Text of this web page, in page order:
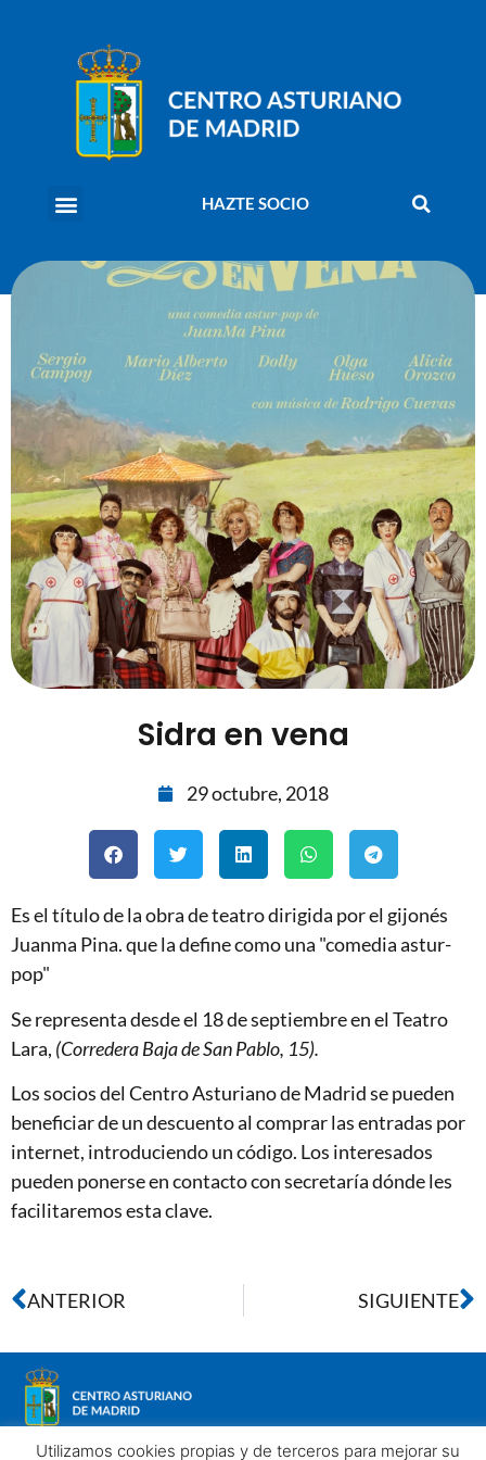
HAZTE SOCIO
Sidra en vena
29 octubre, 2018
Es el título de la obra de teatro dirigida por el gijonés
Juanma Pina. que la define como una "comedia astur-
pop"
Se representa desde el 18 de septiembre en el Teatro
Lara, (Corredera Baja de San Pablo, 15).
Los socios del Centro Asturiano de Madrid se pueden
beneficiar de un descuento al comprar las entradas por
internet, introduciendo un código. Los interesados
pueden ponerse en contacto con secretaría dónde les
facilitaremos esta clave.
ANTERIOR SIGUIENTE
Utilizamos cookies propias y de terceros para mejorar su